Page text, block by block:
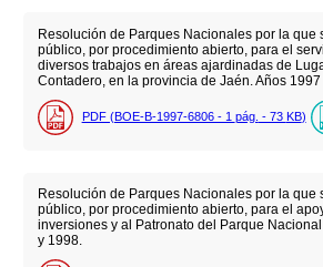
Resolución de Parques Nacionales por la que
público, por procedimiento abierto, para el
diversos trabajos en áreas ajardinadas de
Contadero, en la provincia de Jaén. Años
PDF (BOE-B-1997-6806 - 1 pág. - 73 KB)
Resolución de Parques Nacionales por la que
público, por procedimiento abierto, para el
inversiones y al Patronato del Parque
y 1998.